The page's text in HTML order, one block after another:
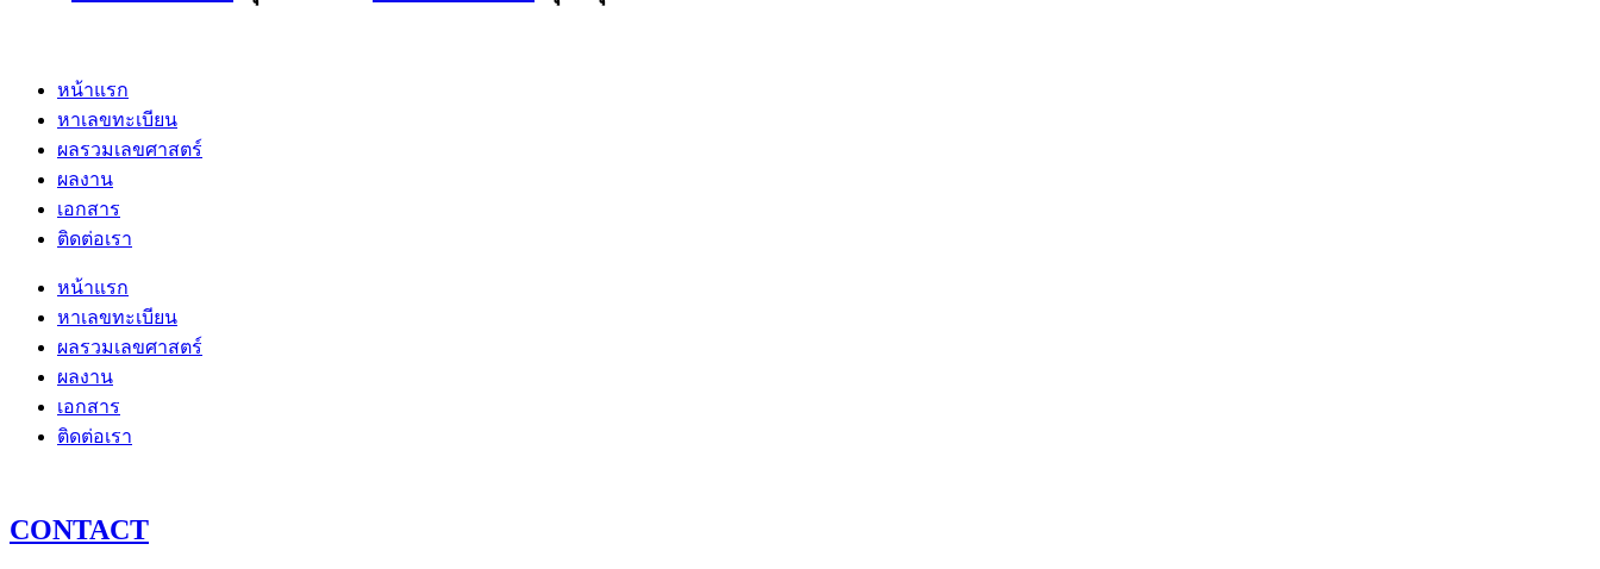
หน้าแรก
หาเลขทะเบียน
ผลรวมเลขศาสตร์
ผลงาน
เอกสาร
ติดต่อเรา
หน้าแรก
หาเลขทะเบียน
ผลรวมเลขศาสตร์
ผลงาน
เอกสาร
ติดต่อเรา
CONTACT